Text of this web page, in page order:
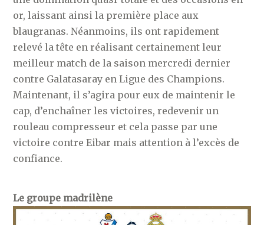
or, laissant ainsi la première place aux
blaugranas. Néanmoins, ils ont rapidement
relevé la tête en réalisant certainement leur
meilleur match de la saison mercredi dernier
contre Galatasaray en Ligue des Champions.
Maintenant, il s’agira pour eux de maintenir le
cap, d’enchaîner les victoires, redevenir un
rouleau compresseur et cela passe par une
victoire contre Eibar mais attention à l’excès de
confiance.
Le groupe madrilène